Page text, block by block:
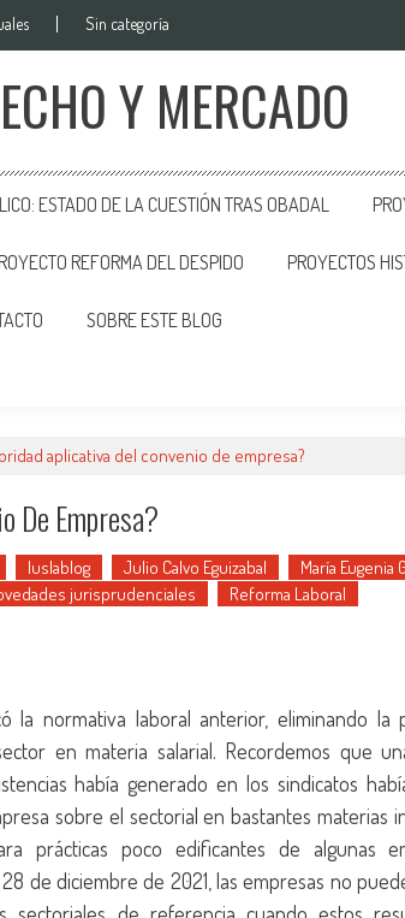
Sin categoría
Y MERCADO
ESTADO DE LA CUESTIÓN TRAS OBADAL
REFORMA DEL DESPIDO PROYECTOS
SOBRE ESTE BLOG
aplicativa del convenio de empresa?
De Empresa?
Iuslablog Julio Calvo Eguizabal
María Eugenia
jurisprudenciales
Reforma Laboral
normativa laboral anterior, eliminando la
en materia salarial. Recordemos que
había generado en los sindicatos
sobre el sectorial en bastantes materias
prácticas poco edificantes de algunas
de diciembre de 2021, las empresas no